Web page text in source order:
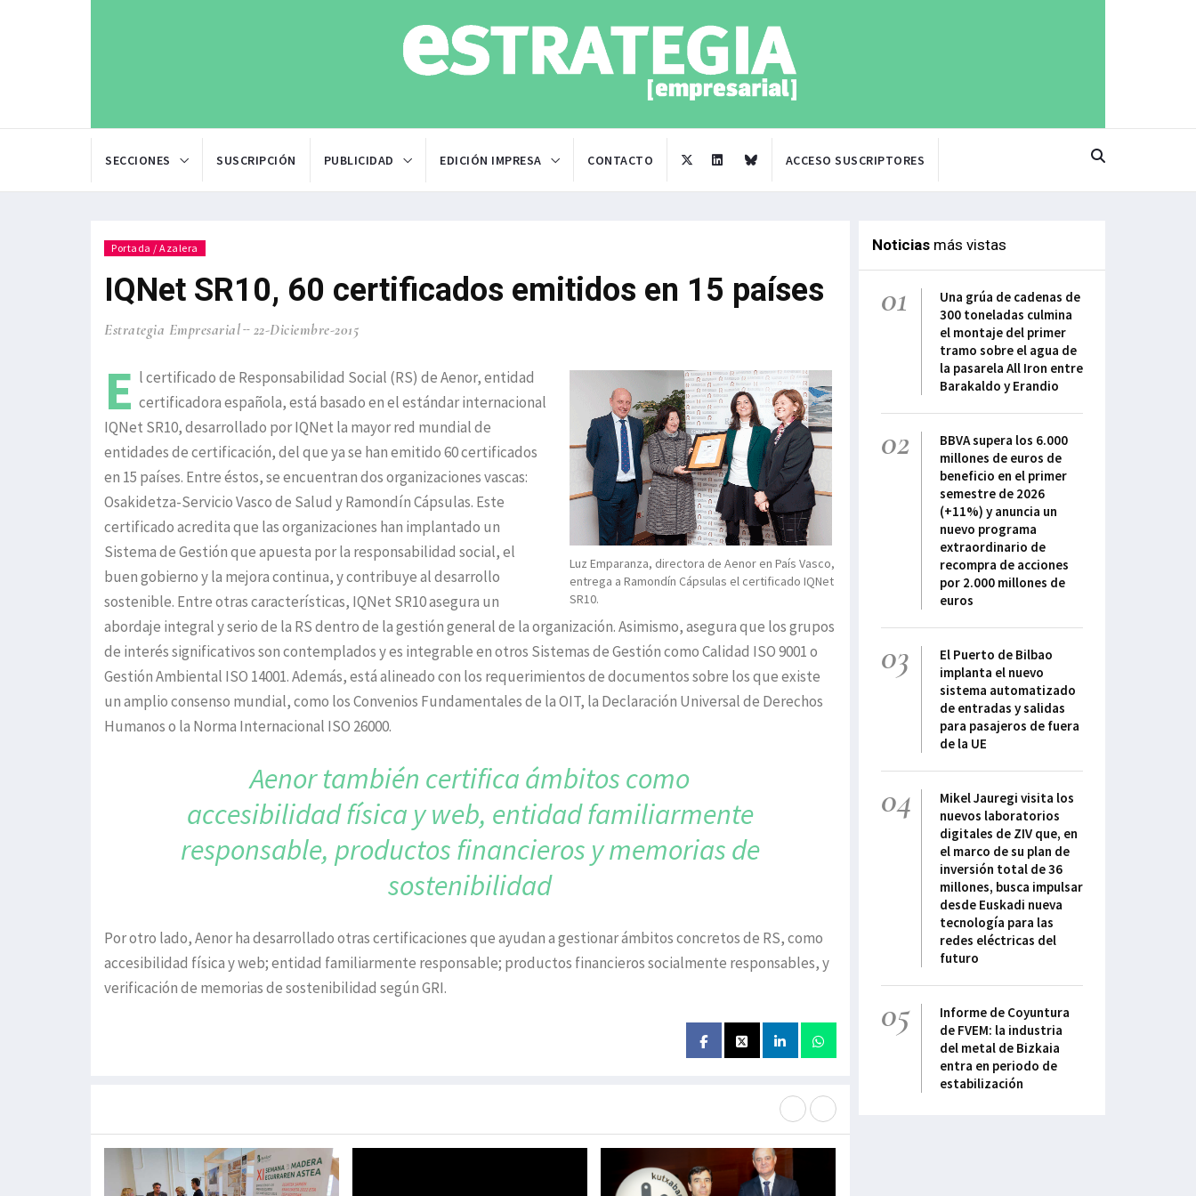
SECCIONES SUSCRIPCIÓN PUBLICIDAD EDICIÓN IMPRESA CONTACTO ACCESO SUSCRIPTORES
Portada / Azalera
IQNet SR10, 60 certificados emitidos en 15 países
Estrategia Empresarial 22-Diciembre-2015
Luz Emparanza, directora de Aenor en País Vasco,
entrega a Ramondín Cápsulas el certificado IQNet
SR10.
E l certificado de Responsabilidad Social (RS) de Aenor, entidad
certificadora española, está basado en el estándar internacional
IQNet SR10, desarrollado por IQNet la mayor red mundial de
entidades de certificación, del que ya se han emitido 60 certificados
en 15 países. Entre éstos, se encuentran dos organizaciones vascas:
Osakidetza-Servicio Vasco de Salud y Ramondín Cápsulas. Este
certificado acredita que las organizaciones han implantado un
Sistema de Gestión que apuesta por la responsabilidad social, el
buen gobierno y la mejora continua, y contribuye al desarrollo
sostenible. Entre otras características, IQNet SR10 asegura un
abordaje integral y serio de la RS dentro de la gestión general de la organización. Asimismo, asegura que los grupos
de interés significativos son contemplados y es integrable en otros Sistemas de Gestión como Calidad ISO 9001 o
Gestión Ambiental ISO 14001. Además, está alineado con los requerimientos de documentos sobre los que existe
un amplio consenso mundial, como los Convenios Fundamentales de la OIT, la Declaración Universal de Derechos
Humanos o la Norma Internacional ISO 26000.
Aenor también certifica ámbitos como
accesibilidadfísica y web, entidad familiarmente
responsable, productos financieros y memorias de
sostenibilidad
Por otro lado, Aenor ha desarrollado otras certificaciones que ayudan a gestionar ámbitos concretos de RS, como
accesibilidad física y web; entidad familiarmente responsable; productos financieros socialmente responsables, y
verificación de memorias de sostenibilidad según GRI.
Noticiasmás vistas
01
Una grúa de cadenas de
300 toneladas culmina
el montaje del primer
tramo sobre el agua de
la pasarela All Iron entre
Barakaldo y Erandio
02
BBVA supera los 6.000
millones de euros de
beneficio en el primer
semestre de 2026
(+11%) y anuncia un
nuevo programa
extraordinario de
recompra de acciones
por 2.000 millones de
euros
03
El Puerto de Bilbao
implanta el nuevo
sistema automatizado
de entradas y salidas
para pasajeros de fuera
de la UE
04
Mikel Jauregi visita los
nuevos laboratorios
digitales de ZIV que, en
el marco de su plan de
inversión total de 36
millones, busca impulsar
desde Euskadi nueva
tecnología para las
redes eléctricas del
futuro
05
Informe de Coyuntura
de FVEM: la industria
del metal de Bizkaia
entra en periodo de
estabilización